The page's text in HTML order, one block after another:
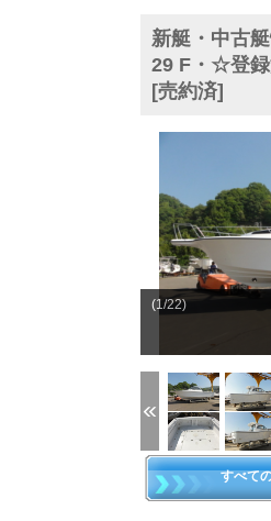
新艇・中古
29 F・☆登録
[売約済]
(1/22)
すべて